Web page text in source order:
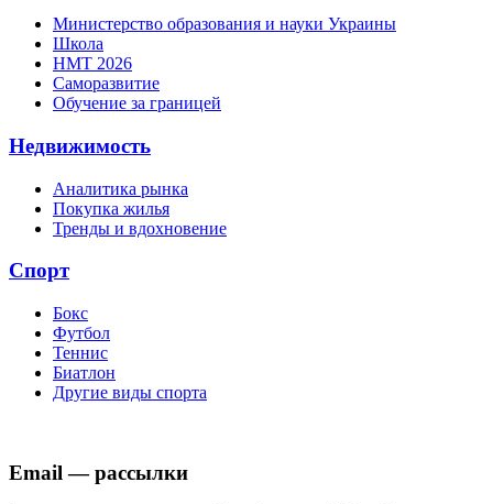
Министерство образования и науки Украины
Школа
НМТ 2026
Саморазвитие
Обучение за границей
Недвижимость
Аналитика рынка
Покупка жилья
Тренды и вдохновение
Спорт
Бокс
Футбол
Теннис
Биатлон
Другие виды спорта
Email — рассылки